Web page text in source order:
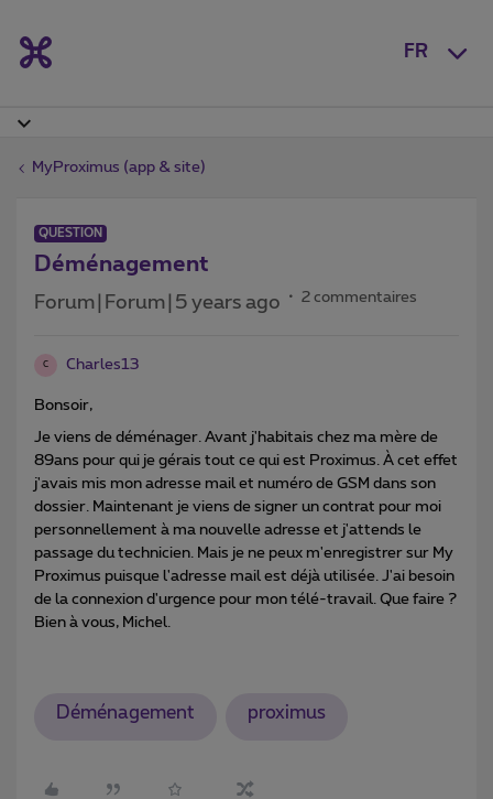
FR
MyProximus (app & site)
QUESTION
Déménagement
Forum|Forum|5 years ago 2 commentaires
C Charles13
Bonsoir,
Je viens de déménager. Avant j'habitais chez ma mère de
89ans pour qui je gérais tout ce qui est Proximus. À cet effet
j'avais mis mon adresse mail et numéro de GSM dans son
dossier. Maintenant je viens de signer un contrat pour moi
personnellement à ma nouvelle adresse et j'attends le
passage du technicien. Mais je ne peux m'enregistrer sur My
Proximus puisque l'adresse mail est déjà utilisée. J'ai besoin
de la connexion d'urgence pour mon télé-travail. Que faire ?
Bien à vous, Michel.
Déménagement proximus